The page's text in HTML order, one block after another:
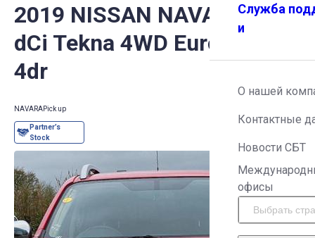
Служба
и
О нашей
Контактные
Новости СБТ
офисы
2019 NISSAN NAVARA 2.3
dCi Tekna 4WD Euro 6 (s/s)
4dr
NAVARAPick up